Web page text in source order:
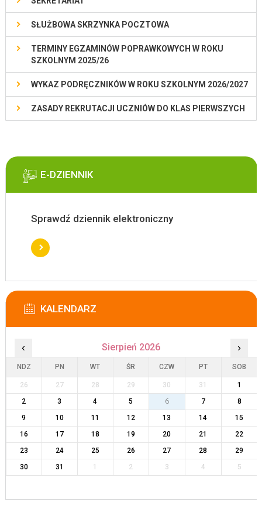
SŁUŻBOWA SKRZYNKA POCZTOWA
TERMINY EGZAMINÓW POPRAWKOWYCH W ROKU
SZKOLNYM 2025/26
WYKAZ PODRĘCZNIKÓW W ROKU SZKOLNYM 2026/2027
ZASADY REKRUTACJI UCZNIÓW DO KLAS PIERWSZYCH
E-DZIENNIK
Sprawdź dziennik elektroniczny
KALENDARZ
‹ Sierpień 2026 ›
NDZ PN WT ŚR CZW PT SOB
26 27 28 29 30 31
1
2
3 4 5 6 7
8
9
10 11 12 13 14
15
16
17 18 19 20 21
22
23
24 25 26 27 28
29
30
31 1 2 3 4 5